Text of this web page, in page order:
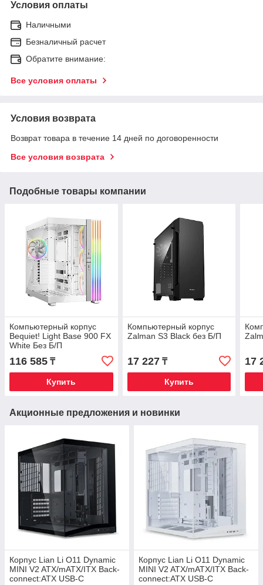
Условия оплаты
Наличными
Безналичный расчет
Обратите внимание:
Все условия оплаты
Условия возврата
Возврат товара в течение 14 дней по договоренности
Все условия возврата
Подобные товары компании
Компьютерный корпус
Bequiet! Light Base 900 FX
White Без Б/П
116 585 ₸
Купить
Компьютерный корпус
Zalman S3 Black без Б/П
17 227₸
Купить
17
Акционные предложения и новинки
Корпус Lian Li O11 Dynamic
MINI V2 ATX/mATX/ITX Back-
connect:ATX USB-C
Корпус Lian Li O11 Dynamic
MINI V2 ATX/mATX/ITX Back-
connect:ATX USB-C